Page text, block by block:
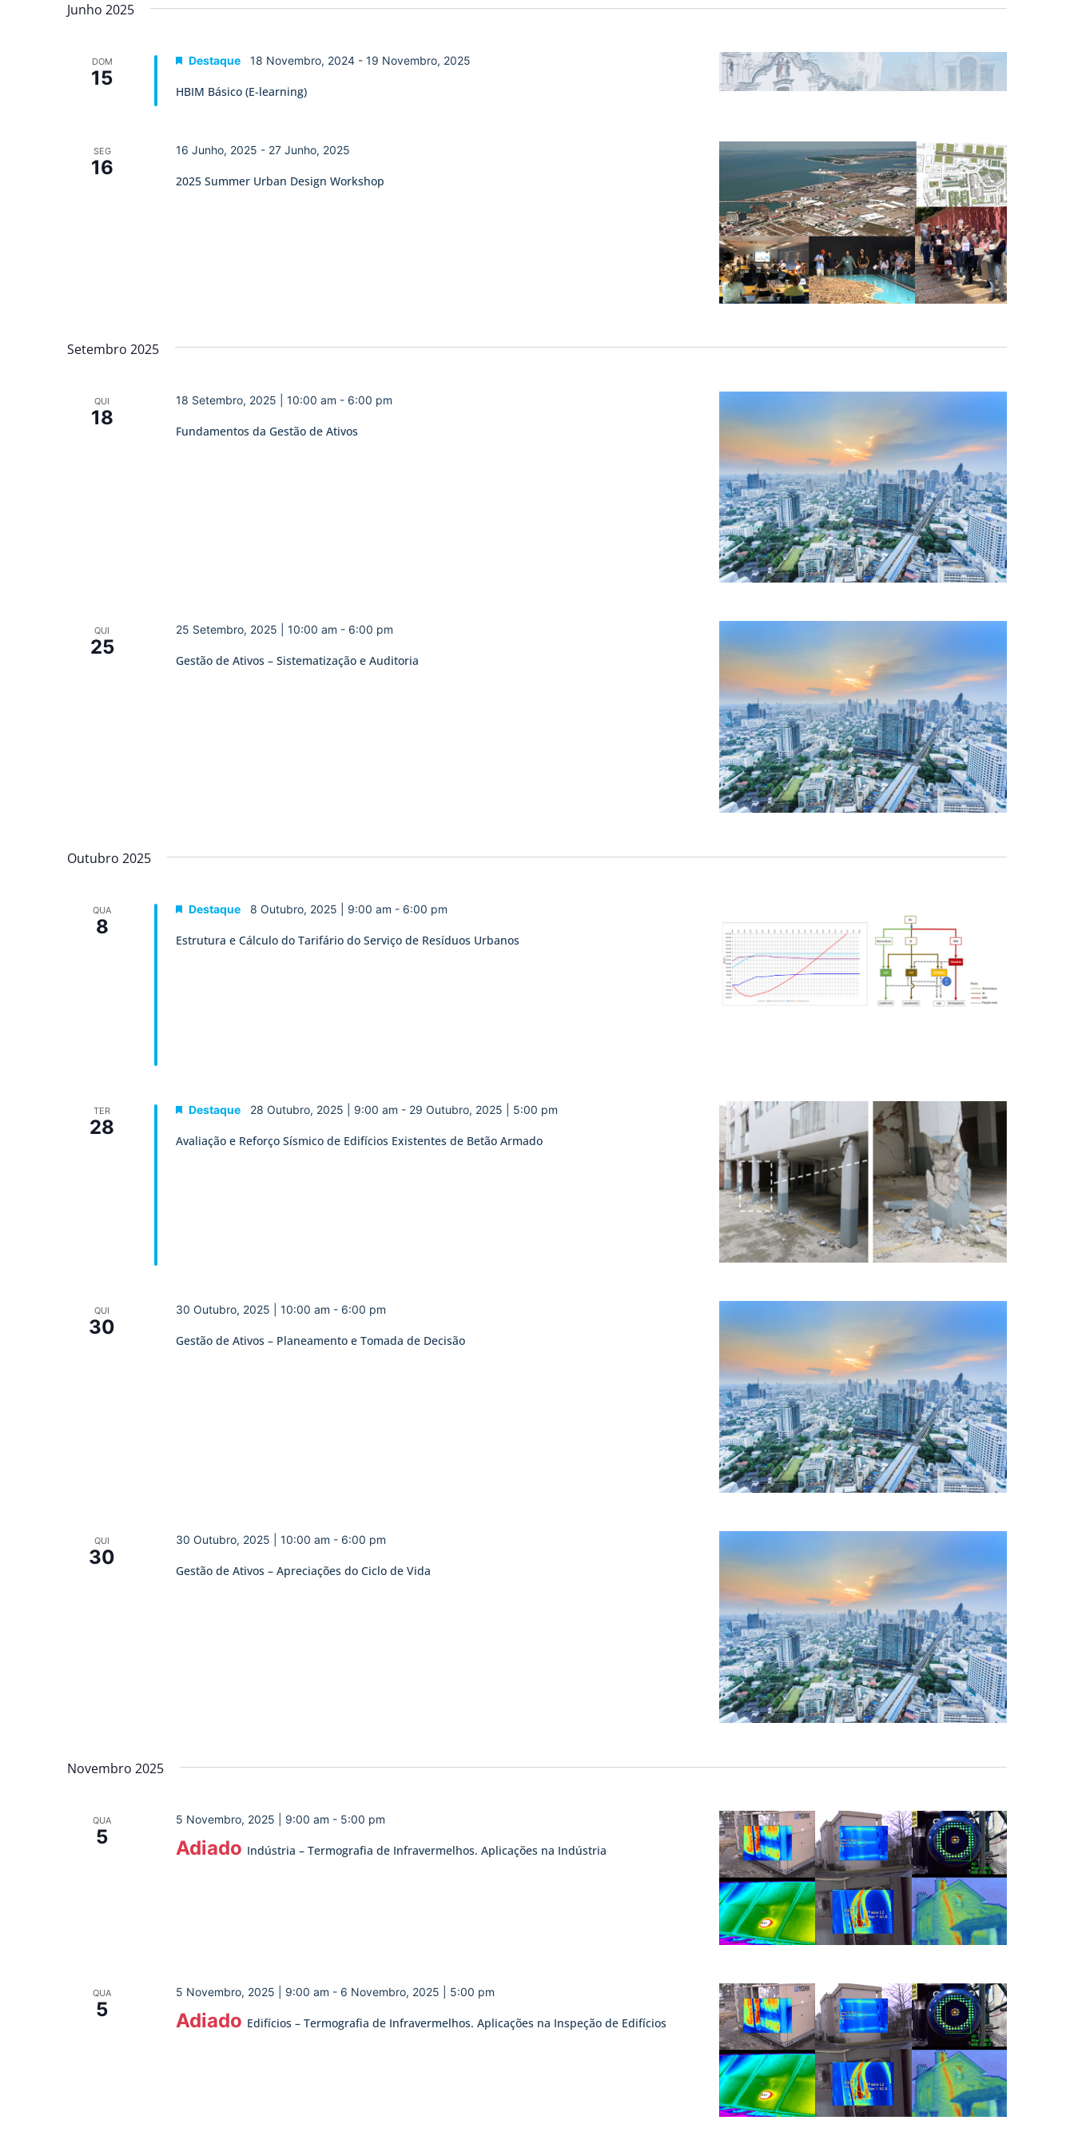
Eventos
Junho 2025
DOM
15
HBIM Básico (E-learning)
Destaque 18 Novembro, 2024- 19 Novembro, 2025
SEG
16
2025 Summer Urban Design Workshop
16 Junho, 2025 - 27 Junho, 2025
Setembro 2025
QUI
18
Fundamentos da Gestão de Ativos
18 Setembro, 2025 | 10:00 am - 6:00 pm
QUI
25
Gestão de Ativos – Sistematização e Auditoria
25 Setembro, 2025 | 10:00 am - 6:00 pm
Outubro 2025
QUA
8
Estrutura e Cálculo do Tarifário do Serviço de Resíduos Urbanos
Destaque 8 Outubro, 2025 | 9:00 am - 6:00 pm
TER
28
Avaliação e Reforço Sísmico de Edifícios Existentes de Betão Armado
Destaque 28 Outubro, 2025 | 9:00 am - 29 Outubro, 2025 | 5:00 pm
QUI
30
Gestão de Ativos – Planeamento e Tomada de Decisão
30 Outubro, 2025 | 10:00 am - 6:00 pm
QUI
30
Gestão de Ativos – Apreciações do Ciclo de Vida
30 Outubro, 2025 | 10:00 am - 6:00 pm
Novembro 2025
QUA
5 Adiado Indústria – Termografia de Infravermelhos. Aplicações na Indústria
5 Novembro, 2025 | 9:00 am - 5:00 pm
QUA
5 Adiado Edifícios – Termografia de Infravermelhos. Aplicações na Inspeção de Edifícios
5 Novembro, 2025 | 9:00 am - 6 Novembro, 2025 | 5:00 pm